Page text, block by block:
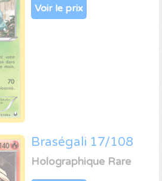
Voir le prix
Braségali 17/108
Holographique Rare